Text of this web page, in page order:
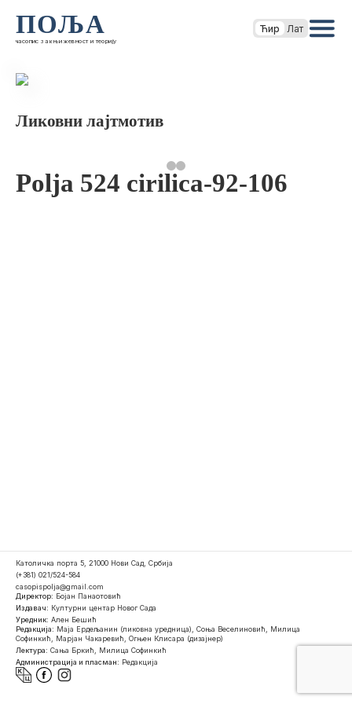
ПОЉА
часопис за књижевност и теорију
Ћир Лат
Ликовни лајтмотив
Polja 524 cirilica-92-106
Католичка порта 5, 21000 Нови Сад, Србија
(+381) 021/524-584
casopispolja@gmail.com
Директор: Бојан Панаотовић
Издавач: Културни центар Новог Сада
Уредник: Ален Бешић
Редакција: Маја Ердељанин (ликовна уредница), Соња Веселиновић, Милица
Софинкић, Марјан Чакаревић, Огњен Клисара (дизајнер)
Лектура: Сања Бркић, Милица Софинкић
Администрација и пласман: Редакција